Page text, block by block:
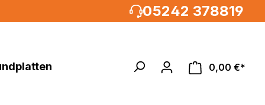
05242 378819
0,00 €*